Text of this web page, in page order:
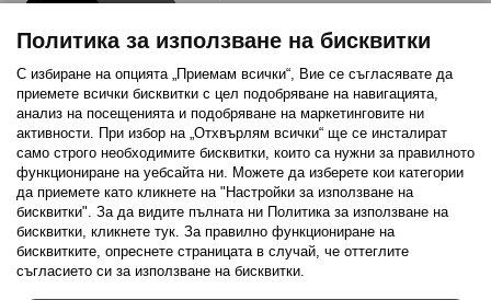
Последвайте ни:
FacebookTwitterYoutubePinterestInstagram
Политика за използване на бисквитки (Cookies)
Политика за използване на бисквитки
С избиране на опцията „Приемам всички“, Вие се съгласявате да
приемете всички бисквитки с цел подобряване на навигацията,
анализ на посещенията и подобряване на маркетинговите ни
активности. При избор на „Отхвърлям всички“ ще се инсталират
само строго необходимитe бисквитки, които са нужни за правилното
функциониране на уебсайта ни. Можете да изберете кои категории
да приемете като кликнете на "Настройки за използване на
бисквитки". За да видите пълната ни Политика за използване на
бисквитки, кликнете тук. За правилно функциониране на
бисквитките, опреснете страницата в случай, че оттеглите
съгласието си за използване на бисквитки.